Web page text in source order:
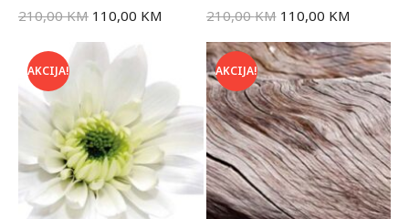
210,00KM 110,00 KM 210,00KM 110,00 KM
AKCIJA! AKCIJA!